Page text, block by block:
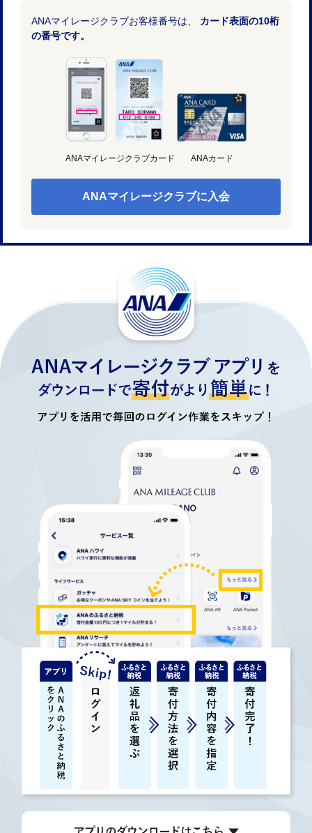
ANAマイレージクラブお客様番号は、 カード表面の10桁
の番号です。
ANAマイレージクラブカード ANAカード
ANAマイレージクラブに入会